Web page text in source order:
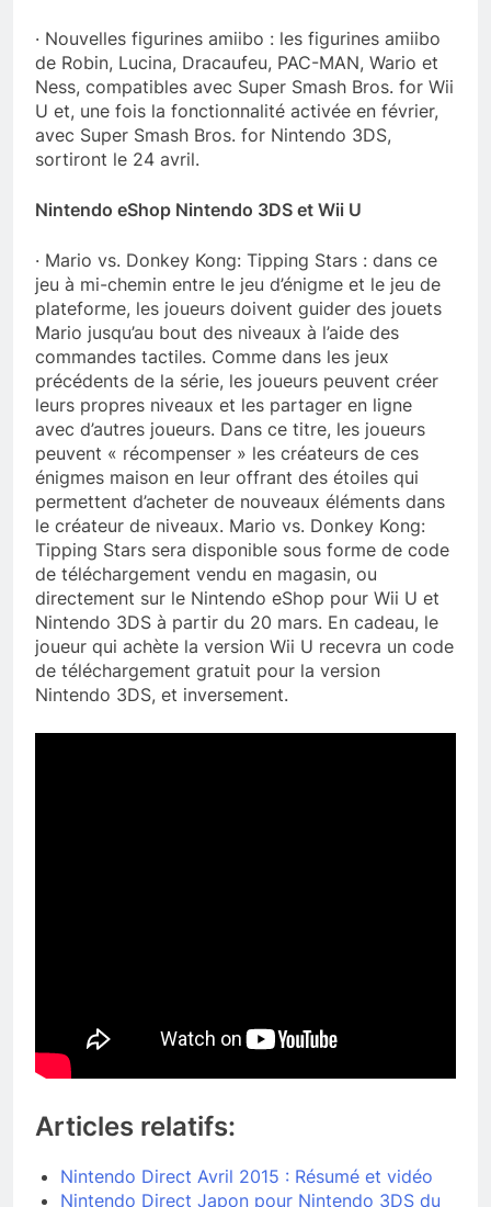
· Nouvelles figurines amiibo : les figurines amiibo
de Robin, Lucina, Dracaufeu, PAC-MAN, Wario et
Ness, compatibles avec Super Smash Bros. for Wii
U et, une fois la fonctionnalité activée en février,
avec Super Smash Bros. for Nintendo 3DS,
sortiront le 24 avril.
Nintendo eShop Nintendo 3DS et Wii U
· Mario vs. Donkey Kong: Tipping Stars : dans ce
jeu à mi-chemin entre le jeu d’énigme et le jeu de
plateforme, les joueurs doivent guider des jouets
Mario jusqu’au bout des niveaux à l’aide des
commandes tactiles. Comme dans les jeux
précédents de la série, les joueurs peuvent créer
leurs propres niveaux et les partager en ligne
avec d’autres joueurs. Dans ce titre, les joueurs
peuvent « récompenser » les créateurs de ces
énigmes maison en leur offrant des étoiles qui
permettent d’acheter de nouveaux éléments dans
le créateur de niveaux. Mario vs. Donkey Kong:
Tipping Stars sera disponible sous forme de code
de téléchargement vendu en magasin, ou
directement sur le Nintendo eShop pour Wii U et
Nintendo 3DS à partir du 20 mars. En cadeau, le
joueur qui achète la version Wii U recevra un code
de téléchargement gratuit pour la version
Nintendo 3DS, et inversement.
Articles relatifs:
Nintendo Direct Avril 2015 : Résumé et vidéo
Nintendo Direct Japon pour Nintendo 3DS du